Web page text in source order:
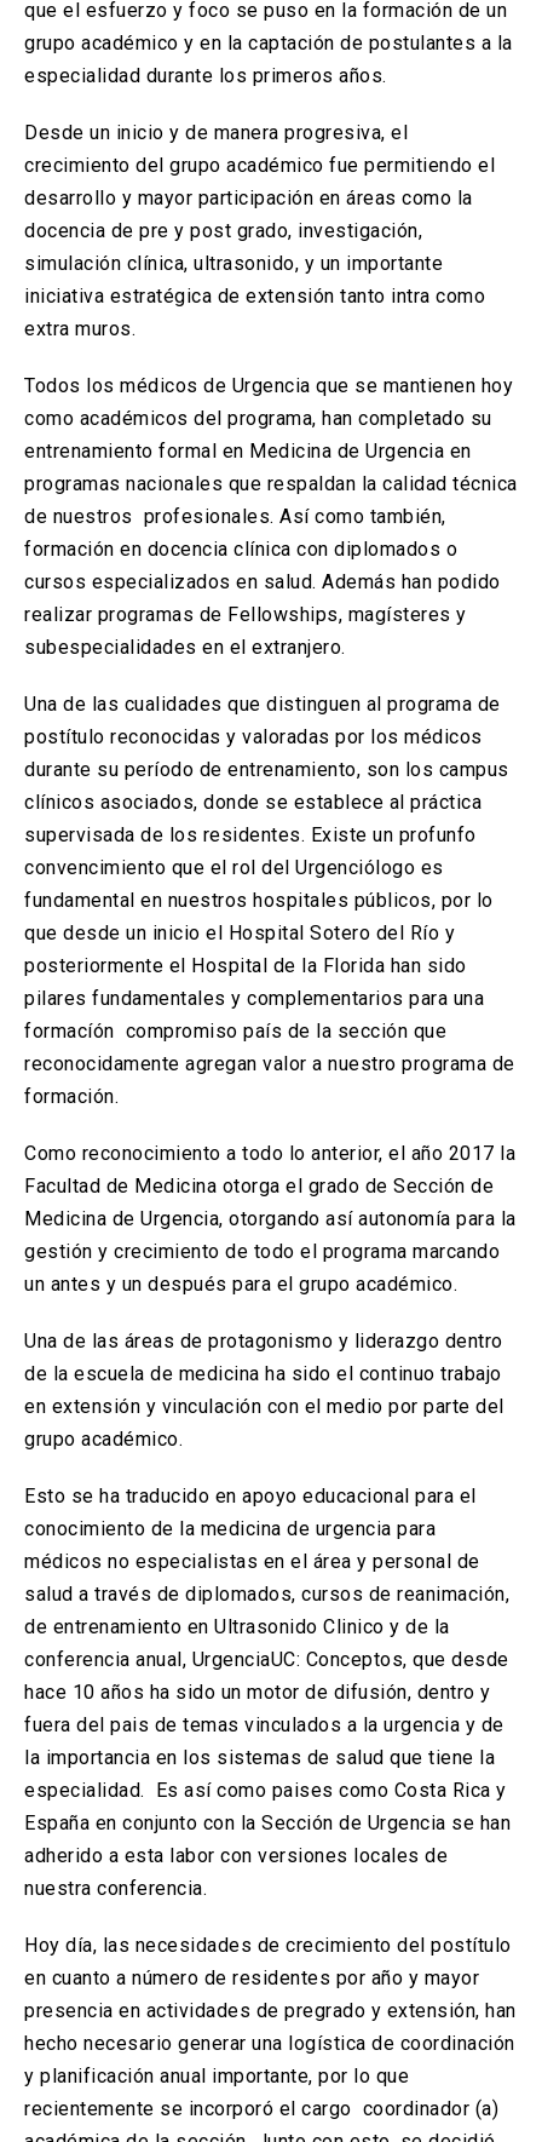
que el esfuerzo y foco se puso en la formación de un
grupo académico y en la captación de postulantes a la
especialidad durante los primeros años.
Desde un inicio y de manera progresiva, el
crecimiento del grupo académico fue permitiendo el
desarrollo y mayor participación en áreas como la
docencia de pre y post grado, investigación,
simulación clínica, ultrasonido, y un importante
iniciativa estratégica de extensión tanto intra como
extra muros.
Todos los médicos de Urgencia que se mantienen hoy
como académicos del programa, han completado su
entrenamiento formal en Medicina de Urgencia en
programas nacionales que respaldan la calidad técnica
de nuestros profesionales. Así como también,
formación en docencia clínica con diplomados o
cursos especializados en salud. Además han podido
realizar programas de Fellowships, magísteres y
subespecialidades en el extranjero.
Una de las cualidades que distinguen al programa de
postítulo reconocidas y valoradas por los médicos
durante su período de entrenamiento, son los campus
clínicos asociados, donde se establece al práctica
supervisada de los residentes. Existe un profunfo
convencimiento que el rol del Urgenciólogo es
fundamental en nuestros hospitales públicos, por lo
que desde un inicio el Hospital Sotero del Río y
posteriormente el Hospital de la Florida han sido
pilares fundamentales y complementarios para una
formacíón compromiso país de la sección que
reconocidamente agregan valor a nuestro programa de
formación.
Como reconocimiento a todo lo anterior, el año 2017 la
Facultad de Medicina otorga el grado de Sección de
Medicina de Urgencia, otorgando así autonomía para la
gestión y crecimiento de todo el programa marcando
un antes y un después para el grupo académico.
Una de las áreas de protagonismo y liderazgo dentro
de la escuela de medicina ha sido el continuo trabajo
en extensión y vinculación con el medio por parte del
grupo académico.
Esto se ha traducido en apoyo educacional para el
conocimiento de la medicina de urgencia para
médicos no especialistas en el área y personal de
salud a través de diplomados, cursos de reanimación,
de entrenamiento en Ultrasonido Clinico y de la
conferencia anual, UrgenciaUC: Conceptos, que desde
hace 10 años ha sido un motor de difusión, dentro y
fuera del pais de temas vinculados a la urgencia y de
la importancia en los sistemas de salud que tiene la
especialidad. Es así como paises como Costa Rica y
España en conjunto con la Sección de Urgencia se han
adherido a esta labor con versiones locales de
nuestra conferencia.
Hoy día, las necesidades de crecimiento del postítulo
en cuanto a número de residentes por año y mayor
presencia en actividades de pregrado y extensión, han
hecho necesario generar una logística de coordinación
y planificación anual importante, por lo que
recientemente se incorporó el cargo coordinador (a)